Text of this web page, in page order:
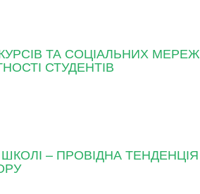
ТА СОЦІАЛЬНИХ МЕРЕЖ
СТУДЕНТІВ
– ПРОВІДНА ТЕНДЕНЦІЯ